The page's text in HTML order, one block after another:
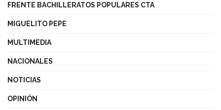
FRENTE BACHILLERATOS POPULARES CTA
MIGUELITO PEPE
MULTIMEDIA
NACIONALES
NOTICIAS
OPINIÓN